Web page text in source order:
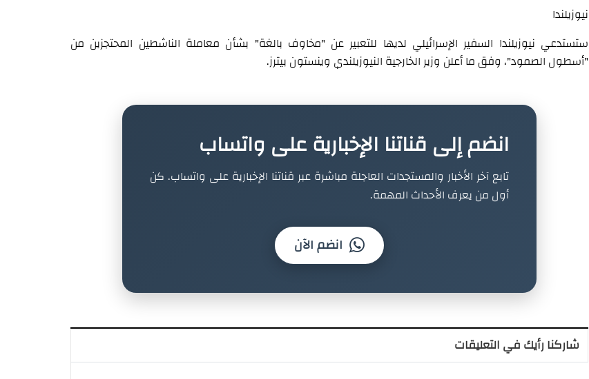
نيوزيلندا
ستستدعي نيوزيلندا السفير الإسرائيلي لديها للتعبير عن "مخاوف بالغة" بشأن معاملة الناشطين المحتجزين من
"أسطول الصمود"، وفق ما أعلن وزير الخارجية النيوزيلندي وينستون بيترز.
انضم إلى قناتنا الإخبارية على واتساب
تابع آخر الأخبار والمستجدات العاجلة مباشرة عبر قناتنا الإخبارية على واتساب. كن
أول من يعرف الأحداث المهمة.
انضم الآن
شاركنا رأيك في التعليقات